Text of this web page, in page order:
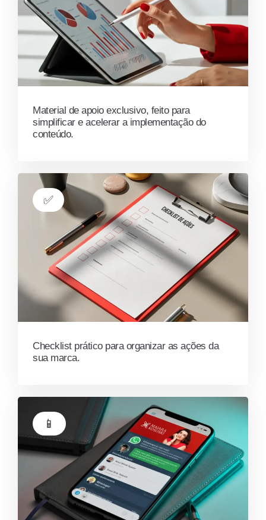
Material de apoio exclusivo, feito para
simplificar e acelerar a implementação do
conteúdo.
✅
Checklist prático para organizar as ações da
sua marca.
📱